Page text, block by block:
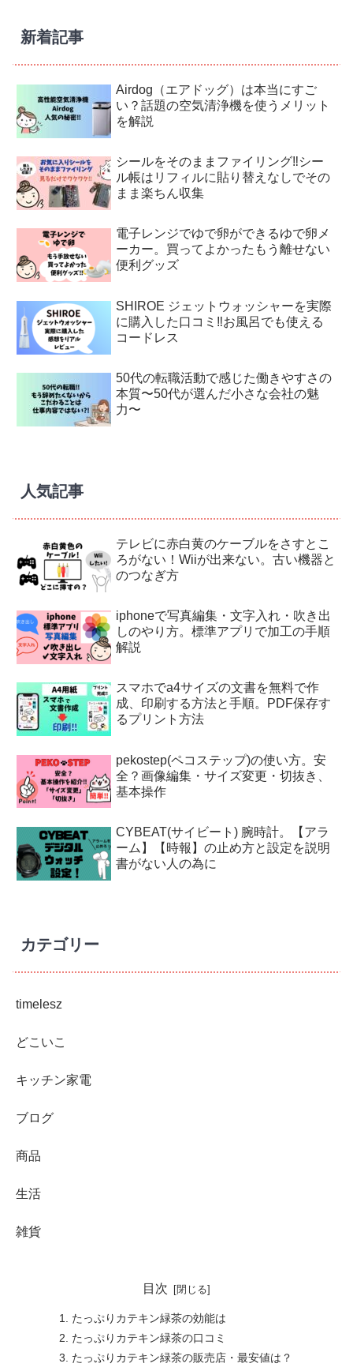
新着記事
Airdog（エアドッグ）は本当にすご
い？話題の空気清浄機を使うメリット
を解説
シールをそのままファイリング‼︎シー
ル帳はリフィルに貼り替えなしでその
まま楽ちん収集
電子レンジでゆで卵ができるゆで卵メ
ーカー。買ってよかったもう離せない
便利グッズ
SHIROE ジェットウォッシャーを実際
に購入した口コミ‼︎お風呂でも使える
コードレス
50代の転職活動で感じた働きやすさの
本質〜50代が選んだ小さな会社の魅
力〜
人気記事
テレビに赤白黄のケーブルをさすとこ
ろがない！Wiiが出来ない。古い機器と
のつなぎ方
iphoneで写真編集・文字入れ・吹き出
しのやり方。標準アプリで加工の手順
解説
スマホでa4サイズの文書を無料で作
成、印刷する方法と手順。PDF保存す
るプリント方法
pekostep(ペコステップ)の使い方。安
全？画像編集・サイズ変更・切抜き、
基本操作
CYBEAT(サイビート) 腕時計。【アラ
ーム】【時報】の止め方と設定を説明
書がない人の為に
カテゴリー
timelesz
どこいこ
キッチン家電
ブログ
商品
生活
雑貨
目次
たっぷりカテキン緑茶の効能は
たっぷりカテキン緑茶の口コミ
たっぷりカテキン緑茶の販売店・最安値は？